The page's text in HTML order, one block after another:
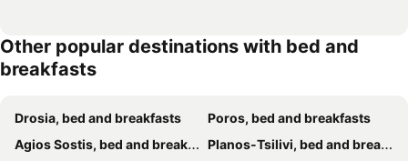
Other popular destinations with bed and
breakfasts
Drosia, bed and breakfasts
Poros, bed and breakfasts
Agios Sostis, bed and breakfasts
Planos-Tsilivi, bed and breakfasts